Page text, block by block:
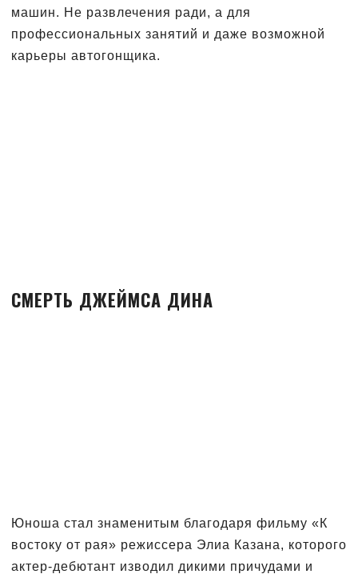
машин. Не развлечения ради, а для
профессиональных занятий и даже возможной
карьеры автогонщика.
СМЕРТЬ ДЖЕЙМСА ДИНА
Юноша стал знаменитым благодаря фильму «К
востоку от рая» режиссера Элиа Казана, которого
актер-дебютант изводил дикими причудами и